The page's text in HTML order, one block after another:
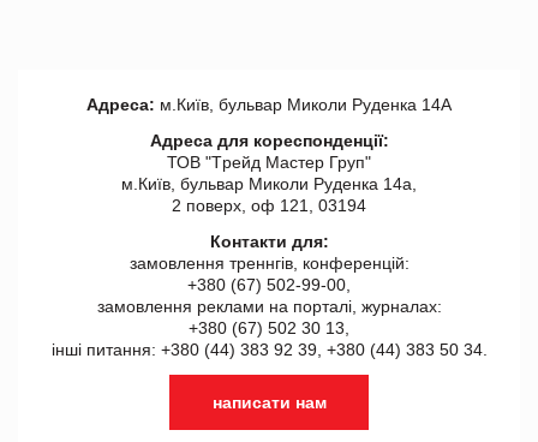
Адреса: м.Київ, бульвар Миколи Руденка 14А
Адреса для кореспонденції:
ТОВ "Tрейд Мастер Груп"
м.Київ, бульвар Миколи Руденка 14а,
2 поверх, оф 121, 03194
Контакти для:
замовлення треннгів, конференцій:
+380 (67) 502-99-00,
замовлення реклами на порталі, журналах:
+380 (67) 502 30 13,
інші питання: +380 (44) 383 92 39, +380 (44) 383 50 34.
написати нам